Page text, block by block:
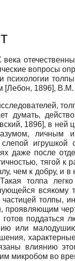
вопросы
психологии
[Лебон, 1896], В.М.
думать,
1896], в ней
личным
игрушкой
даже после
тягой
чем к добру,
толпа
всякому
частицей толпы,
поддаться
или
влиянию
микробом во